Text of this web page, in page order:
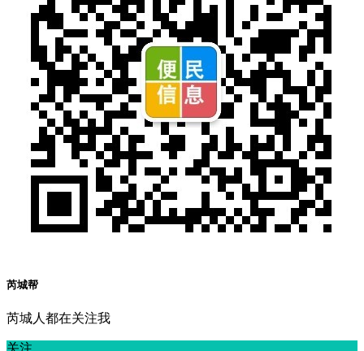
芮城帮
芮城人都在关注我